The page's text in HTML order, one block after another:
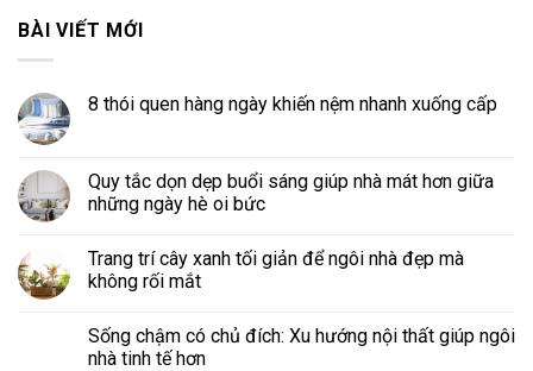
BÀI VIẾT MỚI
8 thói quen hàng ngày khiến nệm nhanh xuống cấp
Quy tắc dọn dẹp buổi sáng giúp nhà mát hơn giữa
những ngày hè oi bức
Trang trí cây xanh tối giản để ngôi nhà đẹp mà
không rối mắt
Sống chậm có chủ đích: Xu hướng nội thất giúp ngôi
nhà tinh tế hơn